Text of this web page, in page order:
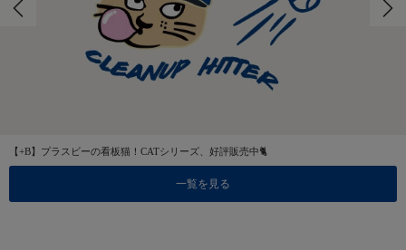
【+B】プラスビーの看板猫！CATシリーズ、好評販売中🐈
一覧を見る